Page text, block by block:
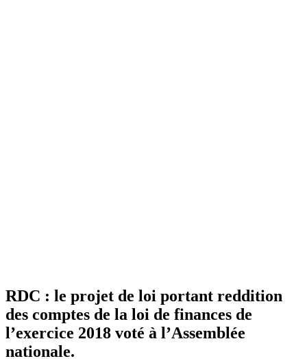
RDC : le projet de loi portant reddition
des comptes de la loi de finances de
l’exercice 2018 voté à l’Assemblée
nationale.